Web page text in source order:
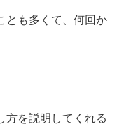
とも多くて、何回か
方を説明してくれる